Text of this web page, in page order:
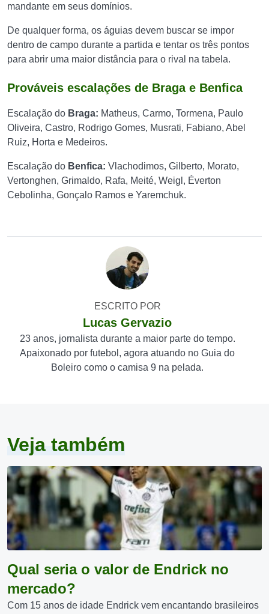
mandante em seus domínios.
De qualquer forma, os águias devem buscar se impor
dentro de campo durante a partida e tentar os três pontos
para abrir uma maior distância para o rival na tabela.
Prováveis escalações de Braga e Benfica
Escalação do Braga: Matheus, Carmo, Tormena, Paulo
Oliveira, Castro, Rodrigo Gomes, Musrati, Fabiano, Abel
Ruiz, Horta e Medeiros.
Escalação do Benfica: Vlachodimos, Gilberto, Morato,
Vertonghen, Grimaldo, Rafa, Meité, Weigl, Éverton
Cebolinha, Gonçalo Ramos e Yaremchuk.
ESCRITO POR
Lucas Gervazio
23 anos, jornalista durante a maior parte do tempo.
Apaixonado por futebol, agora atuando no Guia do
Boleiro como o camisa 9 na pelada.
Veja também
Qual seria o valor de Endrick no
mercado?
Com 15 anos de idade Endrick vem encantando brasileiros